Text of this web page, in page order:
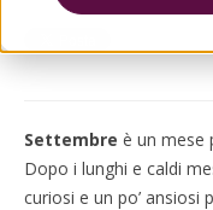
Settembre è un mese
Dopo i lunghi e caldi
curiosi e un po’ ansiosi